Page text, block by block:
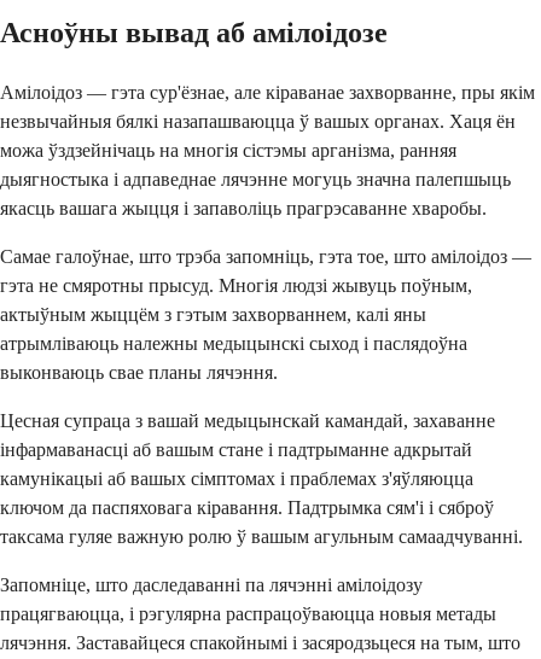
Асноўны вывад аб амілоідозе
Амілоідоз — гэта сур'ёзнае, але кіраванае захворванне, пры якім
незвычайныя бялкі назапашваюцца ў вашых органах. Хаця ён
можа ўздзейнічаць на многія сістэмы арганізма, ранняя
дыягностыка і адпаведнае лячэнне могуць значна палепшыць
якасць вашага жыцця і запаволіць прагрэсаванне хваробы.
Самае галоўнае, што трэба запомніць, гэта тое, што амілоідоз —
гэта не смяротны прысуд. Многія людзі жывуць поўным,
актыўным жыццём з гэтым захворваннем, калі яны
атрымліваюць належны медыцынскі сыход і паслядоўна
выконваюць свае планы лячэння.
Цесная супраца з вашай медыцынскай камандай, захаванне
інфармаванасці аб вашым стане і падтрыманне адкрытай
камунікацыі аб вашых сімптомах і праблемах з'яўляюцца
ключом да паспяховага кіравання. Падтрымка сям'і і сяброў
таксама гуляе важную ролю ў вашым агульным самаадчуванні.
Запомніце, што даследаванні па лячэнні амілоідозу
працягваюцца, і рэгулярна распрацоўваюцца новыя метады
лячэння. Заставайцеся спакойнымі і засяродзьцеся на тым, што